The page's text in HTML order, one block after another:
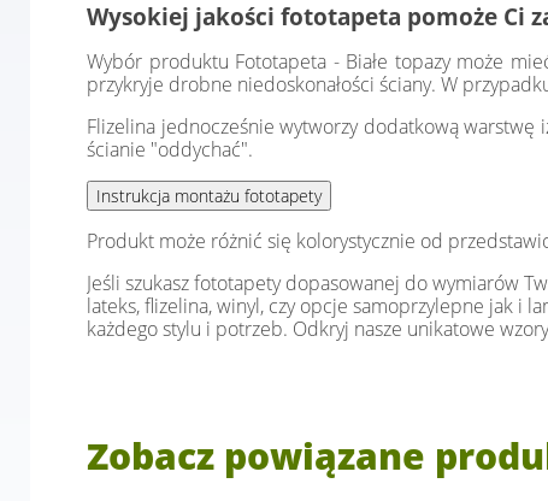
Wysokiej jakości fototapeta pomoże Ci
Wybór produktu Fototapeta - Białe topazy może
przykryje drobne niedoskonałości ściany. W
Flizelina jednocześnie wytworzy dodatkową warstwę
ścianie "oddychać".
Produkt może różnić się kolorystycznie od
Jeśli szukasz fototapety dopasowanej do wymiarów
lateks, flizelina, winyl, czy opcje samoprzylepne jak i
każdego stylu i potrzeb. Odkryj nasze unikatowe
Zobacz powiązane